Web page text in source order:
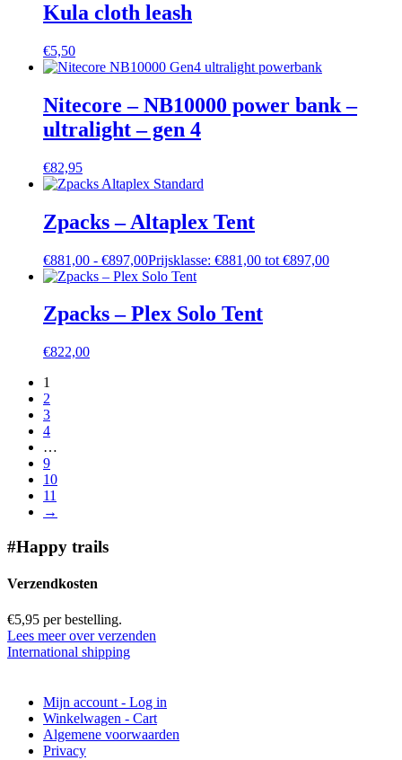
Kula cloth leash
€5,50
Nitecore – NB10000 power bank –
ultralight – gen 4
€82,95
Zpacks – Altaplex Tent
€881,00 - €897,00Prijsklasse: €881,00 tot €897,00
Zpacks – Plex Solo Tent
€822,00
1
2
3
4
…
9
10
11
→
#Happy trails
Verzendkosten
€5,95 per bestelling.
Lees meer over verzenden
International shipping
Mijn account - Log in
Winkelwagen - Cart
Algemene voorwaarden
Privacy